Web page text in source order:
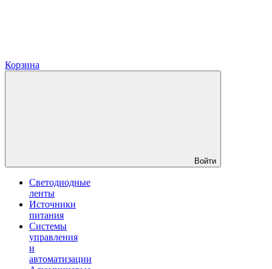
Корзина
Войти
Светодиодные
ленты
Источники
питания
Системы
управления
и
автоматизации